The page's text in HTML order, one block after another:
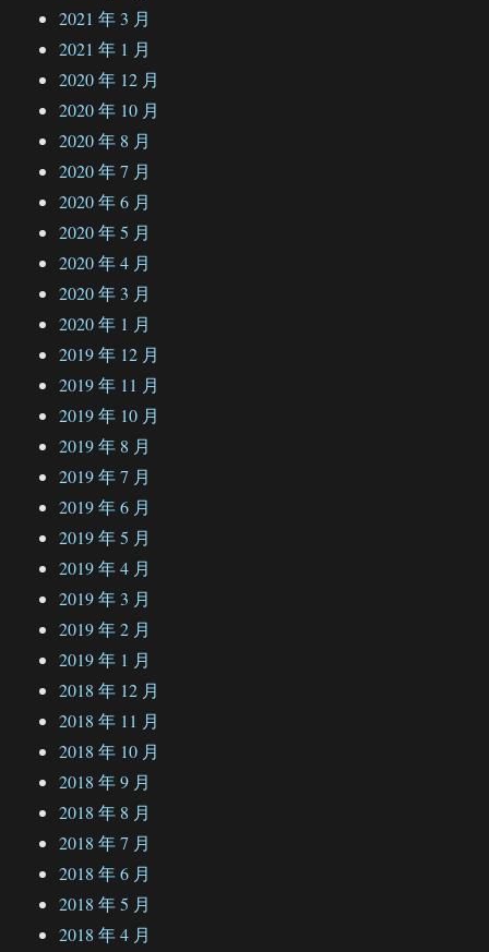
2021 年 3 月
2021 年 1 月
2020 年 12 月
2020 年 10 月
2020 年 8 月
2020 年 7 月
2020 年 6 月
2020 年 5 月
2020 年 4 月
2020 年 3 月
2020 年 1 月
2019 年 12 月
2019 年 11 月
2019 年 10 月
2019 年 8 月
2019 年 7 月
2019 年 6 月
2019 年 5 月
2019 年 4 月
2019 年 3 月
2019 年 2 月
2019 年 1 月
2018 年 12 月
2018 年 11 月
2018 年 10 月
2018 年 9 月
2018 年 8 月
2018 年 7 月
2018 年 6 月
2018 年 5 月
2018 年 4 月